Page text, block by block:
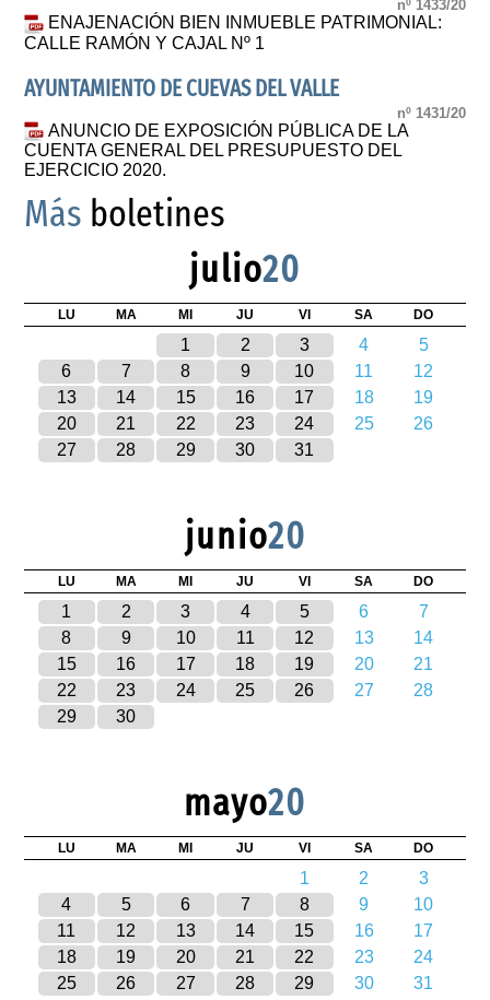
nº 1433/20
ENAJENACIÓN BIEN INMUEBLE PATRIMONIAL:
CALLE RAMÓN Y CAJAL Nº 1
AYUNTAMIENTO DE CUEVAS DEL VALLE
nº 1431/20
ANUNCIO DE EXPOSICIÓN PÚBLICA DE LA
CUENTA GENERAL DEL PRESUPUESTO DEL
EJERCICIO 2020.
Más boletines
julio20
LU MA MI JU VI SA DO
1 2 3 4
5
6
7 8 9 10 11
12
13
14 15 16 17 18
19
20
21 22 23 24 25
26
27
28 29 30 31
junio20
LU MA MI JU VI SA DO
1 2 3 4 5 6
7
8
9 10 11 12 13
14
15
16 17 18 19 20
21
22
23 24 25 26 27
28
29
30
mayo20
LU MA MI JU VI SA DO
1 2
3
4
5 6 7 8 9
10
11
12 13 14 15 16
17
18
19 20 21 22 23
24
25
26 27 28 29 30 31